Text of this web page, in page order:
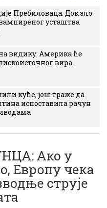
Пребиловаца: Док зло
усташтва
видику: Америка ће
вира
куће, још траже да
испоставила рачун
Ако у
Европу чека
струје